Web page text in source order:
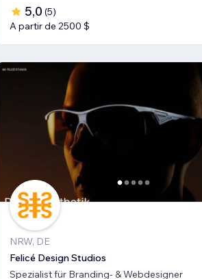
5,0 (5)
A partir de 2500 $
NRW, DE
Felicé Design Studios
Spezialist für Branding- & Webdesigner